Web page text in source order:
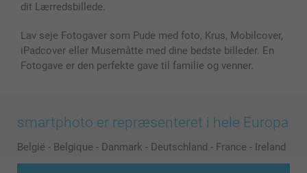
dit Lærredsbillede.
Lav seje Fotogaver som Pude med foto, Krus, Mobilcover,
iPadcover eller Musemåtte med dine bedste billeder. En
Fotogave er den perfekte gave til familie og venner.
smartphoto er repræsenteret i hele Europa
België - Belgique - Danmark - Deutschland - France - Ireland
- Nederland - Norge - Österreich - Schweiz - Suisse -